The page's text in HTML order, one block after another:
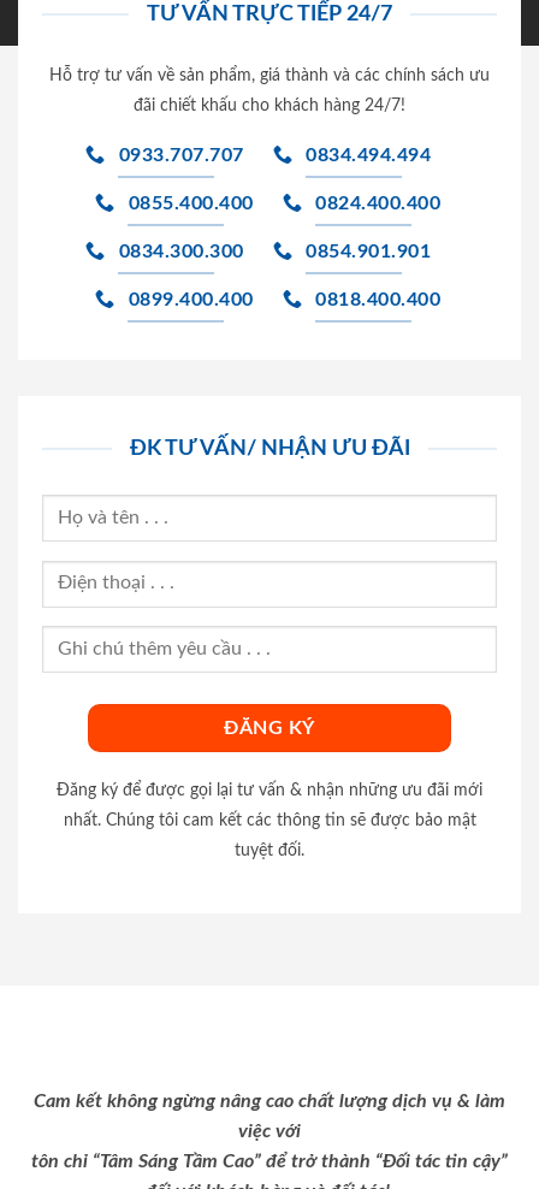
TƯ VẤN TRỰC TIẾP 24/7
Hỗ trợ tư vấn về sản phẩm, giá thành và các chính sách ưu
đãi chiết khấu cho khách hàng 24/7!
0933.707.707 0834.494.494
0855.400.400 0824.400.400
0834.300.300 0854.901.901
0899.400.400 0818.400.400
ĐK TƯ VẤN/ NHẬN ƯU ĐÃI
Đăng ký để được gọi lại tư vấn & nhận những ưu đãi mới
nhất. Chúng tôi cam kết các thông tin sẽ được bảo mật
tuyệt đối.
Cam kết không ngừng nâng cao chất lượng dịch vụ & làm
việc với
tôn chỉ “Tâm Sáng Tầm Cao” để trở thành “Đối tác tin cậy”